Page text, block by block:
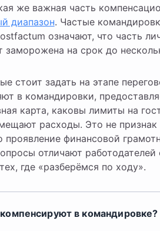
же важная часть
диапазон. Частые
означают, что часть
заморожена на срок до
стоит задать на этапе
в командировки,
карта, каковы лимиты на
расходы. Это не признак
финансовой
отличают
где «разберёмся по ходу».
в командировке?